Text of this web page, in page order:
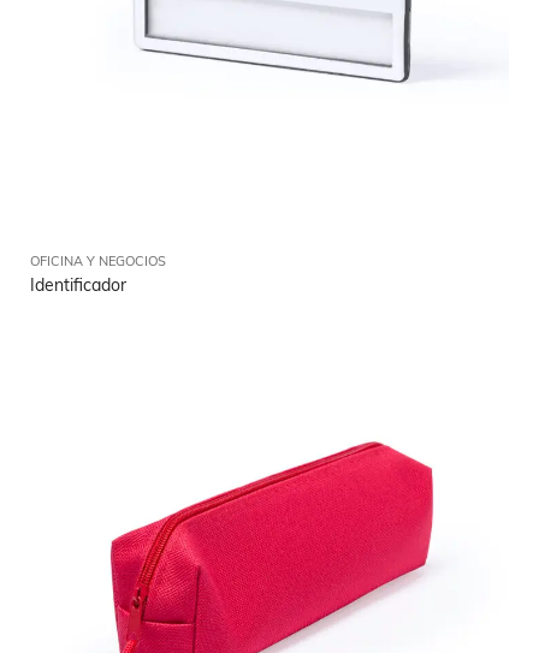
OFICINA Y NEGOCIOS
Identificador